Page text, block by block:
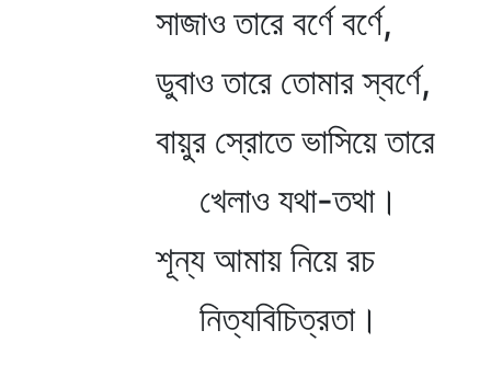
সাজাও তারে বর্ণে বর্ণে,
ডুবাও তারে তোমার স্বর্ণে,
বায়ুর স্রোতে ভাসিয়ে তারে
খেলাও যথা-তথা।
শূন্য আমায় নিয়ে রচ
নিত্যবিচিত্রতা।